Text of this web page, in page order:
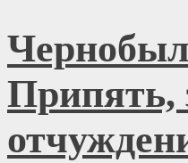
Перейти
к
содержимому
Припять,